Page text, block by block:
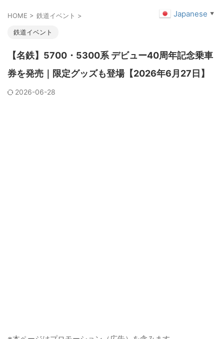
HOME > 鉄道イベント >
鉄道イベント
【名鉄】5700・5300系 デビュー40周年記念乗車
券を発売｜限定グッズも登場【2026年6月27日】
2026-06-28
Japanese ▼